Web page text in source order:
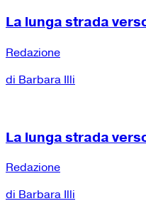
La lunga strada
Redazione
di Barbara Illi
La lunga strada
Redazione
di Barbara Illi